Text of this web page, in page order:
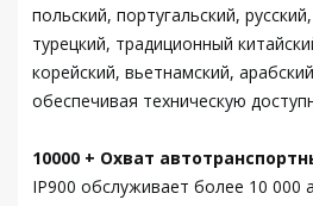
польский, португальский,
турецкий, традиционный
корейский, вьетнамский,
обеспечивая техническую
10000 + Охват
IP900 обслуживает более 10